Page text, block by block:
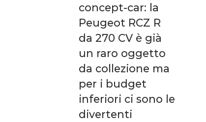
concept-car: la
Peugeot RCZ R
da 270 CV è già
un raro oggetto
da collezione ma
per i budget
inferiori ci sono le
divertenti